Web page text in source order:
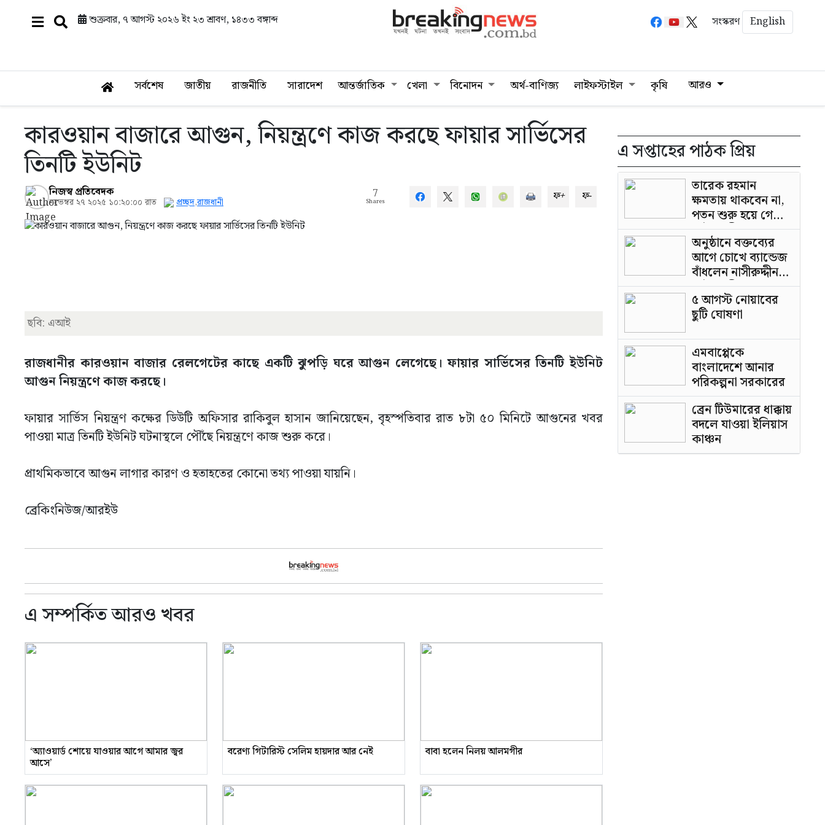
শুক্রবার, ৭ আগস্ট ২০২৬ ইং ২৩ শ্রাবণ, ১৪৩৩ বঙ্গাব্দ সংস্করণ English
সর্বশেষ জাতীয় রাজনীতি সারাদেশ আন্তর্জাতিক খেলা বিনোদন অর্থ-বাণিজ্য লাইফস্টাইল কৃষি আরও
কারওয়ান বাজারে আগুন, নিয়ন্ত্রণে কাজ করছে ফায়ার সার্ভিসের
তিনটি ইউনিট
নিজস্ব প্রতিবেদক
নভেম্বর ২৭ ২০২৫ ১০:২০:০০ রাত প্রচ্ছদ,রাজধানী
7
Shares ফ+ ফ-
ছবি: এআই
রাজধানীর কারওয়ান বাজার রেলগেটের কাছে একটি ঝুপড়ি ঘরে আগুন লেগেছে। ফায়ার সার্ভিসের তিনটি ইউনিট
আগুন নিয়ন্ত্রণে কাজ করছে।
ফায়ার সার্ভিস নিয়ন্ত্রণ কক্ষের ডিউটি অফিসার রাকিবুল হাসান জানিয়েছেন, বৃহস্পতিবার রাত ৮টা ৫০ মিনিটে আগুনের খবর
পাওয়া মাত্র তিনটি ইউনিট ঘটনাস্থলে পৌঁছে নিয়ন্ত্রণে কাজ শুরু করে।
প্রাথমিকভাবে আগুন লাগার কারণ ও হতাহতের কোনো তথ্য পাওয়া যায়নি।
ব্রেকিংনিউজ/আরইউ
এ সম্পর্কিত আরও খবর
‘অ্যাওয়ার্ড শোয়ে যাওয়ার আগে আমার জ্বর
আসে’
বরেণ্য গিটারিস্ট সেলিম হায়দার আর নেই বাবা হলেন নিলয় আলমগীর
এ সপ্তাহের পাঠক প্রিয়
তারেক রহমান
ক্ষমতায় থাকবেন না,
পতন শুরু হয়ে গেছে:
পাটওয়ারী
অনুষ্ঠানে বক্তব্যের
আগে চোখে ব্যান্ডেজ
বাঁধলেন নাসীরুদ্দীন
পাটওয়ারী
৫ আগস্ট নোয়াবের
ছুটি ঘোষণা
এমবাপ্পেকে
বাংলাদেশে আনার
পরিকল্পনা সরকারের
ব্রেন টিউমারের ধাক্কায়
বদলে যাওয়া ইলিয়াস
কাঞ্চন